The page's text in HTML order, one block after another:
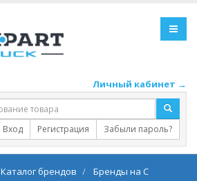
Личный кабинет →
Вход Регистрация Забыли пароль?
Каталог брендов
Бренды на C